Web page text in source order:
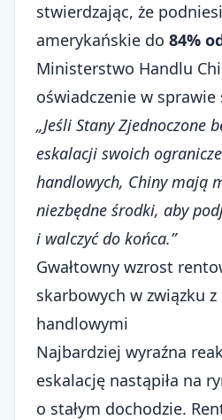
stwierdzając, że
amerykańskie do 84%
Ministerstwo Handlu
oświadczenie w sprawie
„Jeśli Stany Zjednoczone
eskalacji swoich
handlowych, Chiny mają
niezbędne środki, aby
i walczyć do końca.”
Gwałtowny wzrost
skarbowych w związku
handlowymi
Najbardziej wyraźna
eskalację nastąpiła na
o stałym dochodzie.